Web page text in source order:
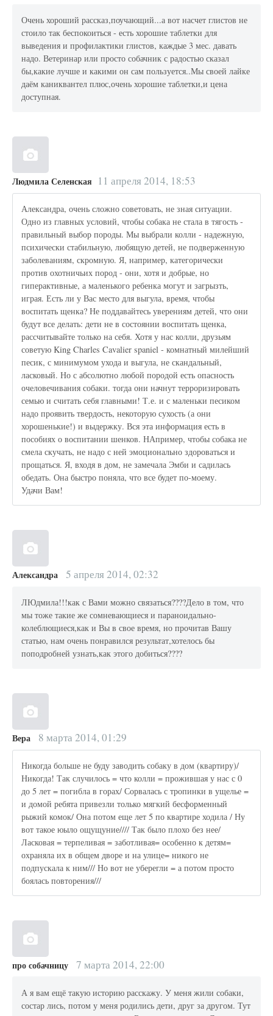
Очень хороший рассказ,поучающий...а вот насчет глистов не
стоило так беспокоиться - есть хорошие таблетки для
выведения и профилактики глистов, каждые 3 мес. давать
надо. Ветеринар или просто собачник с радостью сказал
бы,какие лучше и какими он сам пользуется..Мы своей лайке
даём каниквантел плюс,очень хорошие таблетки,и цена
доступная.
Людмила Селенская 11 апреля 2014, 18:53
Александра, очень сложно советовать, не зная ситуации.
Одно из главных условий, чтобы собака не стала в тягость -
правильный выбор породы. Мы выбрали колли - надежную,
психически стабильную, любящую детей, не подверженную
заболеваниям, скромную. Я, например, категорически
против охотничьих пород - они, хотя и добрые, но
гиперактивные, а маленького ребенка могут и загрызть,
играя. Есть ли у Вас место для выгула, время, чтобы
воспитать щенка? Не поддавайтесь уверениям детей, что они
будут все делать: дети не в состоянии воспитать щенка,
рассчитывайте только на себя. Хотя у нас колли, друзьям
советую King Charles Cavalier spaniel - комнатный милейший
песик, с минимумом ухода и выгула, не скандальный,
ласковый. Но с абсолютно любой породой есть опасность
очеловечивания собаки. тогда они начнут терроризировать
семью и считать себя главными! Т.е. и с маленьки песиком
надо проявить твердость, некоторую сухость (а они
хорошенькие!) и выдержку. Вся эта информация есть в
пособиях о воспитании шенков. НАпример, чтобы собака не
смела скучать, не надо с ней эмоционально здороваться и
прощаться. Я, входя в дом, не замечала Эмби и садилась
обедать. Она быстро поняла, что все будет по-моему.
Удачи Вам!
Александра 5 апреля 2014, 02:32
ЛЮдмила!!!как с Вами можно связаться????Дело в том, что
мы тоже такие же сомневающиеся и параноидально-
колеблющиеся,как и Вы в свое время, но прочитав Вашу
статью, нам очень понравился результат,хотелось бы
поподробней узнать,как этого добиться????
Вера 8 марта 2014, 01:29
Никогда больше не буду заводить собаку в дом (квартиру)/
Никогда! Так случилось = что колли = прожившая у нас с 0
до 5 лет = погибла в горах/ Сорвалась с тропинки в ущелье =
и домой ребята привезли только мягкий бесформенный
рыжий комок/ Она потом еще лет 5 по квартире ходила / Ну
вот такое юыло ощущуние//// Так было плохо без нее/
Ласковая = терпеливая = заботливая= особенно к детям=
охраняла их в общем дворе и на улице= никого не
подпускала к ним/// Но вот не уберегли = а потом просто
боялась повторения///
про собачницу 7 марта 2014, 22:00
А я вам ещё такую историю расскажу. У меня жили собаки,
состар лись, потом у меня родились дети, друг за другом. Тут